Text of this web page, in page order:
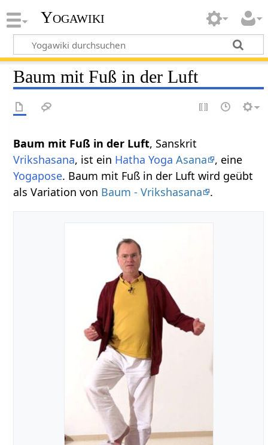
Yogawiki
Baum mit Fuß in der Luft
Baum mit Fuß in der Luft, Sanskrit
Vrikshasana, ist ein Hatha Yoga Asana
, eine
Yogapose. Baum mit Fuß in der Luft wird geübt
als Variation von Baum - Vrikshasana .